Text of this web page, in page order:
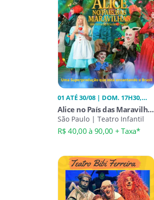
01 ATÉ 30/08 | DOM. 17H30,
QUA. 17H30, SÁB. 17H30
Alice no País das Maravilhas
um Musical
Desconcertante
São Paulo | Teatro Infantil
R$ 40,00 à 90,00 + Taxa*